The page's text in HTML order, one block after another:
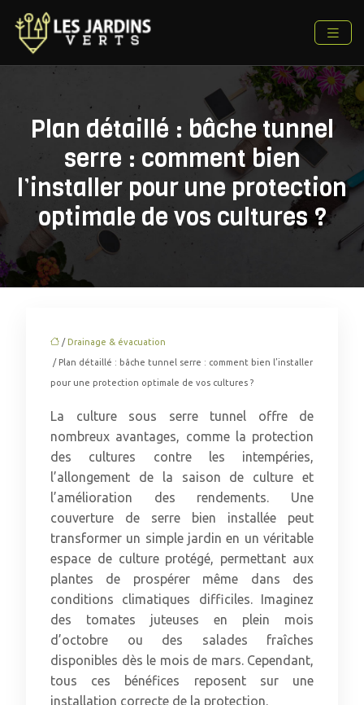
Plan détaillé : bâche tunnel
serre : comment bien
l’installer pour une protection
optimale de vos cultures ?
/ Drainage & évacuation
/ Plan détaillé : bâche tunnel serre : comment bien l’installer
pour une protection optimale de vos cultures ?
La culture sous serre tunnel offre de
nombreux avantages, comme la protection
des cultures contre les intempéries,
l’allongement de la saison de culture et
l’amélioration des rendements. Une
couverture de serre bien installée peut
transformer un simple jardin en un véritable
espace de culture protégé, permettant aux
plantes de prospérer même dans des
conditions climatiques difficiles. Imaginez
des tomates juteuses en plein mois
d’octobre ou des salades fraîches
disponibles dès le mois de mars. Cependant,
tous ces bénéfices reposent sur une
installation correcte de la protection.